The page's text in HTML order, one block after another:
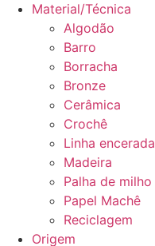
Material/Técnica
Algodão
Barro
Borracha
Bronze
Cerâmica
Crochê
Linha encerada
Madeira
Palha de milho
Papel Machê
Reciclagem
Origem